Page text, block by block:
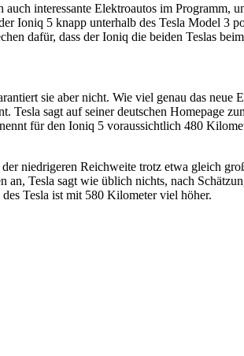
interessante Elektroautos im Programm,
Ioniq 5 knapp unterhalb des Tesla Model 3
dafür, dass der Ioniq die beiden Teslas
sie aber nicht. Wie viel genau das
sagt auf seiner deutschen Homepage
für den Ioniq 5 voraussichtlich 480
niedrigeren Reichweite trotz etwa gleich
Tesla sagt wie üblich nichts, nach
Tesla ist mit 580 Kilometer viel höher.